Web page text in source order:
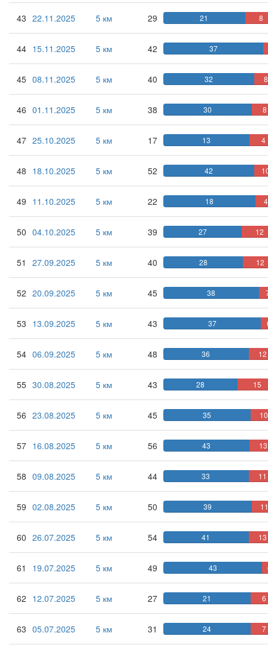
43 22.11.2025 5 км 29 21 8
44 15.11.2025 5 км 42 37
45 08.11.2025 5 км 40 32 8
46 01.11.2025 5 км 38 30 8
47 25.10.2025 5 км 17 13 4
48 18.10.2025 5 км 52 42
49 11.10.2025 5 км 22 18 4
50 04.10.2025 5 км 39 27 12
51 27.09.2025 5 км 40 28 12
52 20.09.2025 5 км 45 38
53 13.09.2025 5 км 43 37
54 06.09.2025 5 км 48 36 12
55 30.08.2025 5 км 43 28 15
56 23.08.2025 5 км 45 35 10
57 16.08.2025 5 км 56 43 13
58 09.08.2025 5 км 44 33 11
59 02.08.2025 5 км 50 39
60 26.07.2025 5 км 54 41 13
61 19.07.2025 5 км 49 43
62 12.07.2025 5 км 27 21 6
63 05.07.2025 5 км 31 24 7